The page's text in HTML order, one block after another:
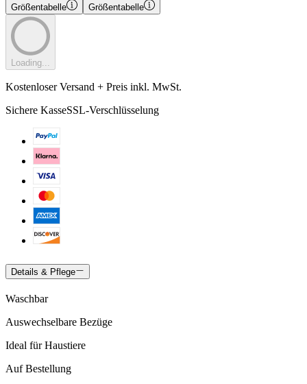
Größentabelle
Größentabelle
Loading...
Kostenloser Versand + Preis inkl. MwSt.
Sichere KasseSSL-Verschlüsselung
Details & Pflege
Waschbar
Auswechselbare Bezüge
Ideal für Haustiere
Auf Bestellung